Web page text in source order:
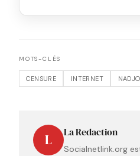
MOTS-CLÉS
CENSURE INTERNET
L La Redaction
Socialnetlink.org